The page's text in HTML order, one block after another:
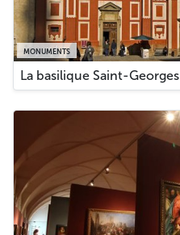
MONUMENTS
La basilique Saint-Georges